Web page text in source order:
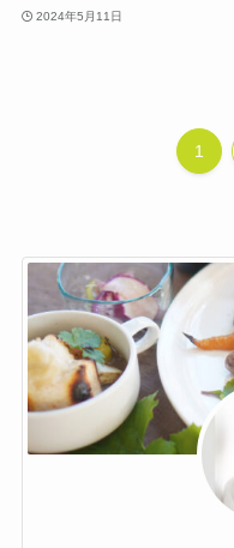
2024年5月11日
1